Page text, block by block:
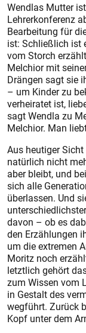
Wendlas Mutter
Lehrerkonferenz
Bearbeitung für
ist: Schließlich ist
vom Storch
Melchior mit
Drängen sagt sie
– um Kinder zu
verheiratet ist,
sagt Wendla zu
Melchior. Man
Aus heutiger
natürlich nicht
aber bleibt, und
sich alle
überlassen. Und
davon – ob es
den Erzählungen
um die extremen
Moritz noch
letztlich gehört
zum Wissen vom
in Gestalt des
wegführt. Zurück
Kopf unter dem